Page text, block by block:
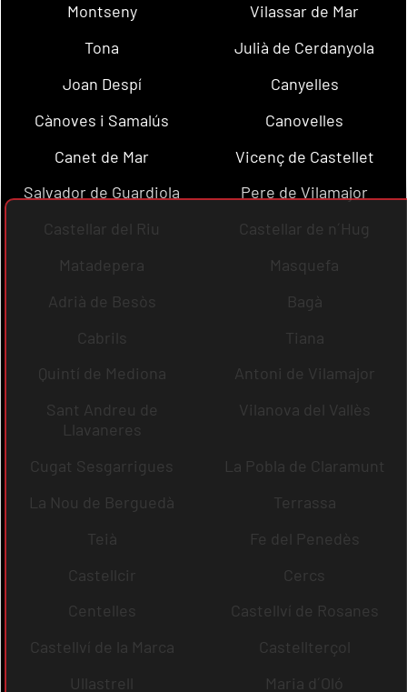
Montseny
Vilassar de Mar
Tona
Julià de Cerdanyola
Joan Despí
Canyelles
Cànoves i Samalús
Canovelles
Canet de Mar
Vicenç de Castellet
Salvador de Guardiola
Pere de Vilamajor
Castellar del Riu
Castellar de n´Hug
Matadepera
Masquefa
Adrià de Besòs
Bagà
Cabrils
Tiana
Quintí de Mediona
Antoni de Vilamajor
Sant Andreu de
Llavaneres
Vilanova del Vallès
Cugat Sesgarrigues
La Pobla de Claramunt
La Nou de Berguedà
Terrassa
Teià
Fe del Penedès
Castellcir
Cercs
Centelles
Castellví de Rosanes
Castellví de la Marca
Castellterçol
Ullastrell
Maria d´Oló